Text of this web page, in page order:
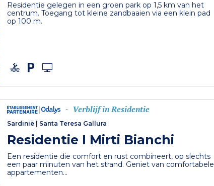
Residentie gelegen in een groen park op 1,5 km van het
centrum. Toegang tot kleine zandbaaien via een klein pad
op 100 m.
- Verblijf in Residentie
Sardinië Santa Teresa Gallura
Residentie I Mirti Bianchi
Een residentie die comfort en rust combineert, op slechts
een paar minuten van het strand. Geniet van comfortabele
appartementen...